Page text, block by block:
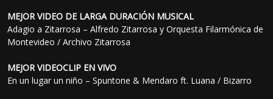
MEJOR VIDEO DE LARGA DURACIÓN MUSICAL
Adagio a Zitarrosa – Alfredo Zitarrosa y Orquesta Filarmónica de
Montevideo / Archivo Zitarrosa
MEJOR VIDEOCLIP EN VIVO
En un lugar un niño – Spuntone & Mendaro ft. Luana / Bizarro